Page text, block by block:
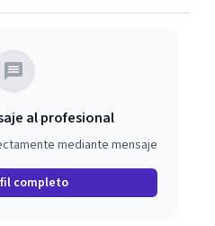
al profesional
mediante mensaje
completo